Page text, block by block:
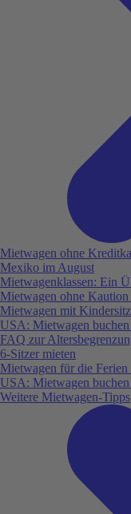
Mietwagen ohne
Mexiko im August
Mietwagenklassen: Ein
Mietwagen ohne Kaution
Mietwagen mit
USA: Mietwagen buchen
FAQ zur
6-Sitzer mieten
Mietwagen für die Ferien
USA: Mietwagen
Weitere Mietwagen-Tipps